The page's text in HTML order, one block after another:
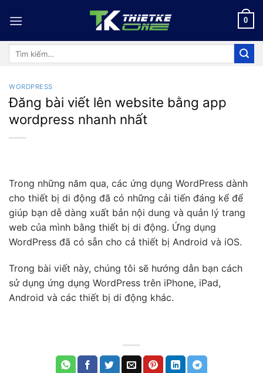
0
Tìm
WORDPRESS
Đăng bài viết lên website bằng app
wordpress nhanh nhất
Trong những năm qua, các ứng dụng WordPress dành
cho thiết bị di động đã có những cải tiến đáng kể để
giúp bạn dễ dàng xuất bản nội dung và quản lý trang
web của mình bằng thiết bị di động. Ứng dụng
WordPress đã có sẵn cho cả thiết bị Android và iOS.
Trong bài viết này, chúng tôi sẽ hướng dẫn bạn cách
sử dụng ứng dụng WordPress trên iPhone, iPad,
Android và các thiết bị di động khác.